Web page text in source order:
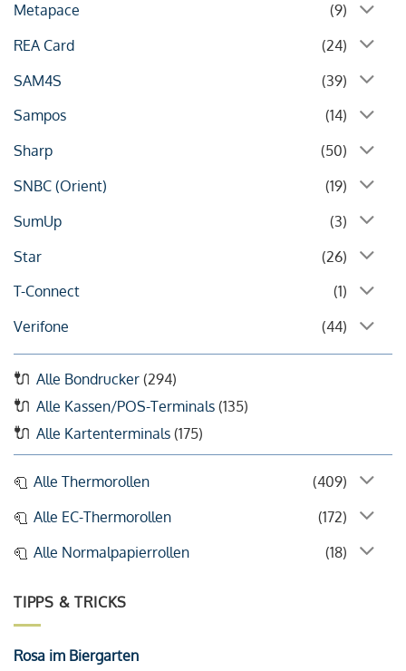
Metapace
(9)
REA Card
(24)
SAM4S
(39)
Sampos
(14)
Sharp
(50)
SNBC (Orient)
(19)
SumUp
(3)
Star
(26)
T-Connect
(1)
Verifone
(44)
Alle Bondrucker (294)
Alle Kassen/POS-Terminals (135)
Alle Kartenterminals (175)
Alle Thermorollen
(409)
Alle EC-Thermorollen
(172)
Alle Normalpapierrollen
(18)
TIPPS & TRICKS
Rosa im Biergarten